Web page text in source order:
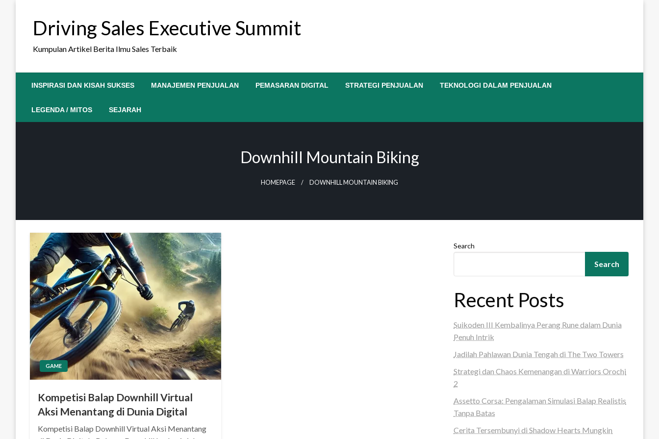
Driving Sales Executive Summit
Kumpulan Artikel Berita Ilmu Sales Terbaik
INSPIRASI DAN KISAH SUKSES MANAJEMEN PENJUALAN PEMASARAN DIGITAL STRATEGI PENJUALAN TEKNOLOGI DALAM PENJUALAN
LEGENDA / MITOS SEJARAH
Downhill Mountain Biking
HOMEPAGE DOWNHILL MOUNTAIN BIKING
GAME
Kompetisi Balap Downhill Virtual
Aksi Menantang di Dunia Digital
Kompetisi Balap Downhill Virtual Aksi Menantang
Search
Search
Recent Posts
Suikoden III Kembalinya Perang Rune dalam Dunia
Penuh Intrik
Jadilah Pahlawan Dunia Tengah di The Two Towers
Strategi dan Chaos Kemenangan di Warriors Orochi
2
Assetto Corsa: Pengalaman Simulasi Balap Realistis
Tanpa Batas
Cerita Tersembunyi di Shadow Hearts Mungkin